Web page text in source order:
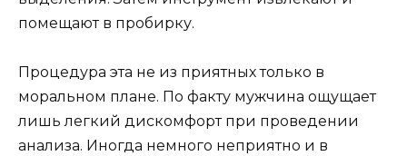
помещают в пробирку.
Процедура эта не из приятных только в
моральном плане. По факту мужчина ощущает
лишь легкий дискомфорт при проведении
анализа. Иногда немного неприятно и в